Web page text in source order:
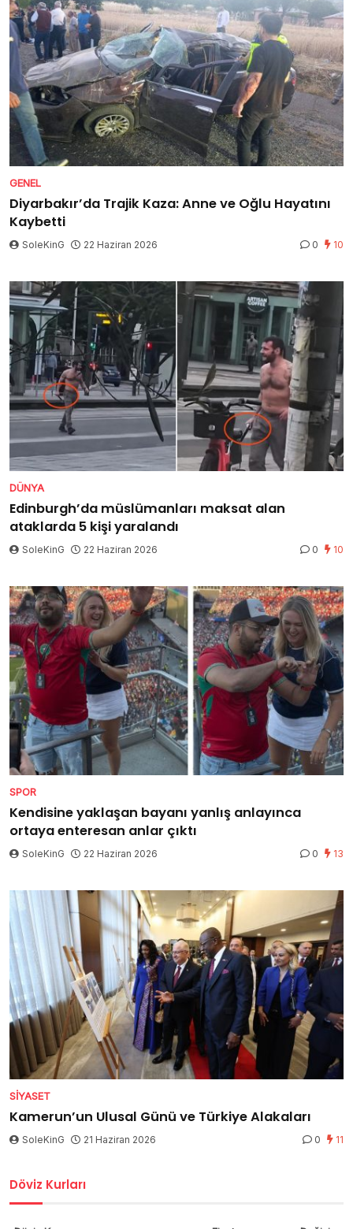
GENEL
Diyarbakır’da Trajik Kaza: Anne ve Oğlu Hayatını
Kaybetti
SoleKinG 22 Haziran 2026 0 10
DÜNYA
Edinburgh’da müslümanları maksat alan
ataklarda 5 kişi yaralandı
SoleKinG 22 Haziran 2026 0 10
SPOR
Kendisine yaklaşan bayanı yanlış anlayınca
ortaya enteresan anlar çıktı
SoleKinG 22 Haziran 2026 0 13
SIYASET
Kamerun’un Ulusal Günü ve Türkiye Alakaları
SoleKinG 21 Haziran 2026 0 11
Döviz Kurları